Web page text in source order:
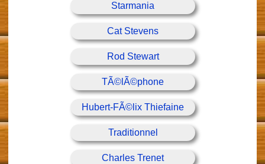
Starmania
Cat Stevens
Rod Stewart
TÃ©lÃ©phone
Hubert-FÃ©lix Thiefaine
Traditionnel
Charles Trenet